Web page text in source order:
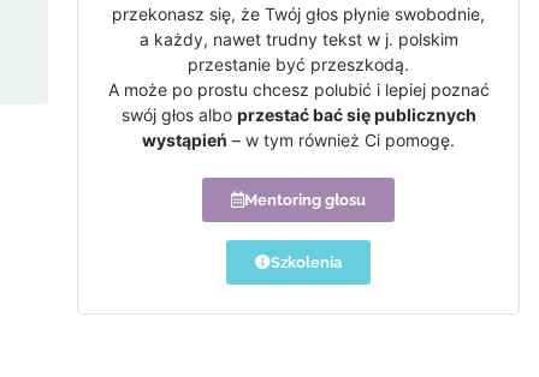
przekonasz się, że Twój głos płynie swobodnie,
a każdy, nawet trudny tekst w j. polskim
przestanie być przeszkodą.
A może po prostu chcesz polubić i lepiej poznać
swój głos albo przestać bać się publicznych
wystąpień – w tym również Ci pomogę.
Mentoring głosu
Szkolenia